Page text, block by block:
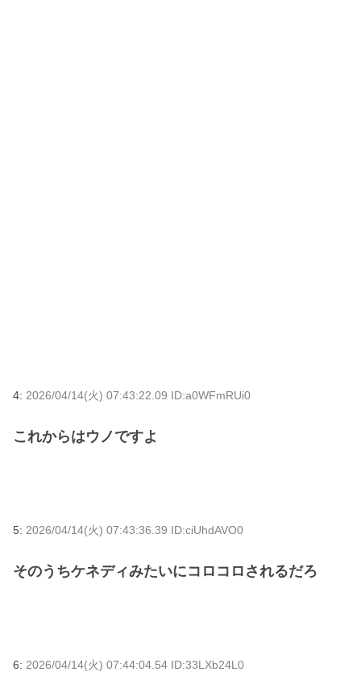
4: 2026/04/14(火) 07:43:22.09 ID:a0WFmRUi0
これからはウノですよ
5: 2026/04/14(火) 07:43:36.39 ID:ciUhdAVO0
そのうちケネディみたいにコロコロされるだろ
6: 2026/04/14(火) 07:44:04.54 ID:33LXb24L0